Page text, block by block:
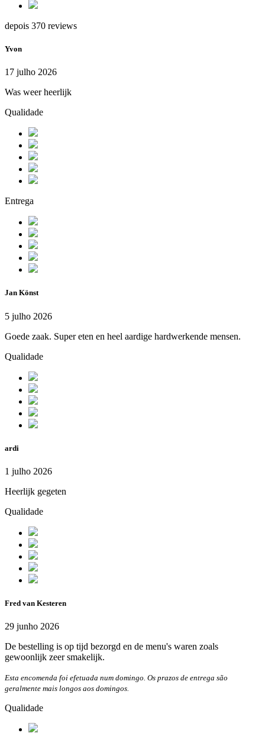
depois 370 reviews
Yvon
17 julho 2026
Was weer heerlijk
Qualidade
Entrega
Jan Könst
5 julho 2026
Goede zaak. Super eten en heel aardige hardwerkende mensen.
Qualidade
ardi
1 julho 2026
Heerlijk gegeten
Qualidade
Fred van Kesteren
29 junho 2026
De bestelling is op tijd bezorgd en de menu's waren zoals
gewoonlijk zeer smakelijk.
Esta encomenda foi efetuada num domingo. Os prazos de entrega são
geralmente mais longos aos domingos.
Qualidade